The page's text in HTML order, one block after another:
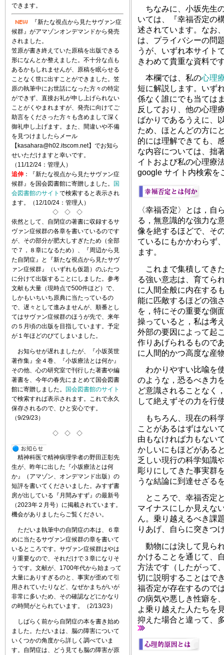
できます。
『新たな視点から見たサヴァン症
候群』がアマゾンオンデマンドから発売
されました。
笠原が書き終えていた原稿を出版できる
形になんとか整えました。不十分な点も
あるかもしれませんが、原稿を眠らせる
ことなく世に出すことができました。笠
原の執筆中にお世話になった方々の特定
ができず、直接お礼が申し上げられない
ことがくやまれますが、発売に向けてご
助言をくださった方々も含めまして深く
御礼申し上げます。また、間違いや不備
を見つけましたらメール
【kasahara@h02.itscom.net】でお知ら
せいただけますと幸いです。
（11/12/24：管理人）
追伸 ：『新たな視点から見たサヴァン症
候群』を国会図書館に寄贈しました。
国
会図書館のサイト で検索すると表示され
ます。（12/10/24：管理人）
◇ ◇ ◇
依然として、自閉症の著書に収録するサ
ヴァン症候群の各章を書いているのです
が、その部分が肥大しすぎたため（全部
で７，８章になるため）、『周辺から見
た自閉症』と『新たな視点から見たサヴ
ァン症候群』（いずれも仮題）のふたつ
に分けて出版することにしました。参考
文献も大量（現時点で500件ほど）で、
しかもいちいち原典に当たっているの
で、遅々として進みませんが、順番とし
てはサヴァン症候群のほうが先で、来年
の５月頃の出版を目指しています。予定
が１年ほどのびてしまいました。
お知らせが遅れましたが、『小坂英世
著作集』全４巻、『小坂療法とは何か』
その他、心の研究室で刊行した著書や編
著書を、今年の春先にまとめて国会図書
館に寄贈しました。
国会図書館のサイト
で検索すれば表示されます。これで永久
保存されるので、ひと安心です。
（9/29/23）
◇ ◇ ◇
精神科医で精神病理学者の野田正彰先
生が、昨年に出した『小坂療法とは何
か』（アマゾン、オンデマンド出版）の
短評を書いてくださいました。みすず書
房が出している『月間みすず』の最新号
（2023年２月号）に掲載されています。
機会がありましたらご覧ください。
ただいま執筆中の自閉症の本は、６章
めに当たるサヴァン症候群の章を書いて
いるところです。サヴァン症候群はやは
り重要なので、それだけで３章になりそ
うです。文献が、1700年代から始まって
大量にありすぎるのと、事実が歪めて引
用されていたりなど、なぜかまちがいが
非常に多いため、その確認などにかなり
の時間がとられています。（2/13/23）
しばらく前から自閉症の本を書き始め
ました。ただいまは、脳の障害について
いくつかの角度から詳しく調べていま
す。自閉症は、どう見ても脳の障害が原
ちなみに、小坂先生
いては、『幸福否定の
述されています。なお
は、プライバシーの問
うが、いずれ本サイト
きわめて貴重な資料で
本欄では、私の心理
短に解説します。いず
係なく誰にでも当ては
反しており、他の心理
ばかりであるうえに、
ため、ほとんどの方に
的には理解できても、
な内容については、拙
イトおよび私の心理療
google サイト内検索を
〈幸福否定〉とは，自
る，無意識的な強力な
像を絶するほどで、そ
ているにもかかわらず
ます。
これまで集積してき
る強い意志は、育てら
に人間全般に内在する
能に匹敵するほどの強
を，特にその重要な側
操っていると，私は考
外部の要因によって起
作りあげられるもので
に人間的かつ高度な産
わかりやすい比喩を
のような，恐るべき力
ど意識されることなく
して絶えずその力を行
もちろん、現在の科
ことがあるはずはない
由もなければ力もない
かしいにもほどがある
乏しい現行の科学知識
彫りにしてきた事実群
うな結論に到達せざる
ところで、幸福否定
マイナスにしか見えな
ん。乗り越えるべき課
りあげ、自らに突きつ
動物には決して見ら
かけることを通じて、
方法です（したがって
切に説明することはで
福否定が存在するので
の病気や悪しき性癖を
よ乗り越えた人たちを
抑えた場合と違って、